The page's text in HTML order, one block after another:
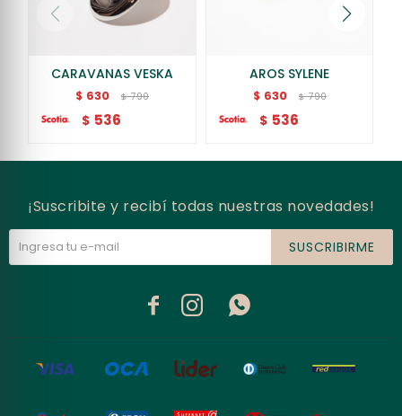
CARAVANAS VESKA
$ 630 $ 790
$ 536
AROS SYLENE
$ 630 $ 790
$ 536
¡Suscribite y recibí todas nuestras novedades!
SUSCRIBIRME
  